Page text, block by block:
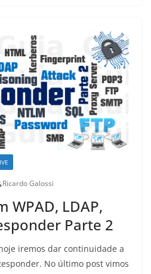
Ricardo Galossi
WPAD, LDAP,
Parte 2
iremos dar continuidade a
No último post vimos